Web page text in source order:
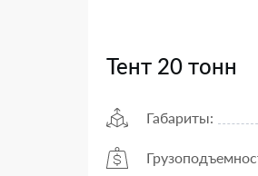
Тент 20 тонн
Габариты: